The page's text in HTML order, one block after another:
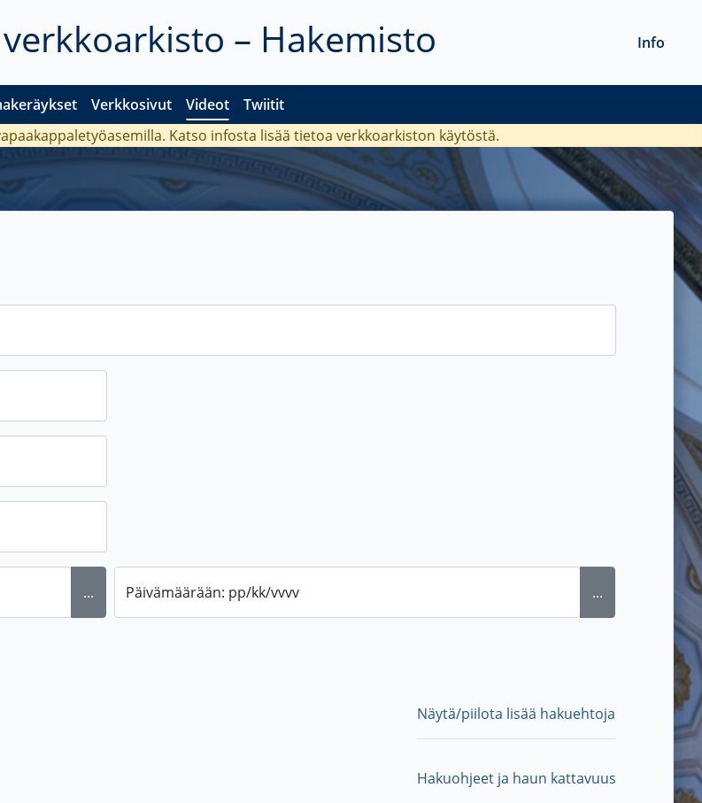
– Hakemisto
Verkkosivut Videot Twiitit
Info
Katso infosta lisää tietoa verkkoarkiston käytöstä.
... Päivämäärään: pp/kk/vvvv ...
Näytä/piilota lisää hakuehtoja
Hakuohjeet ja haun kattavuus